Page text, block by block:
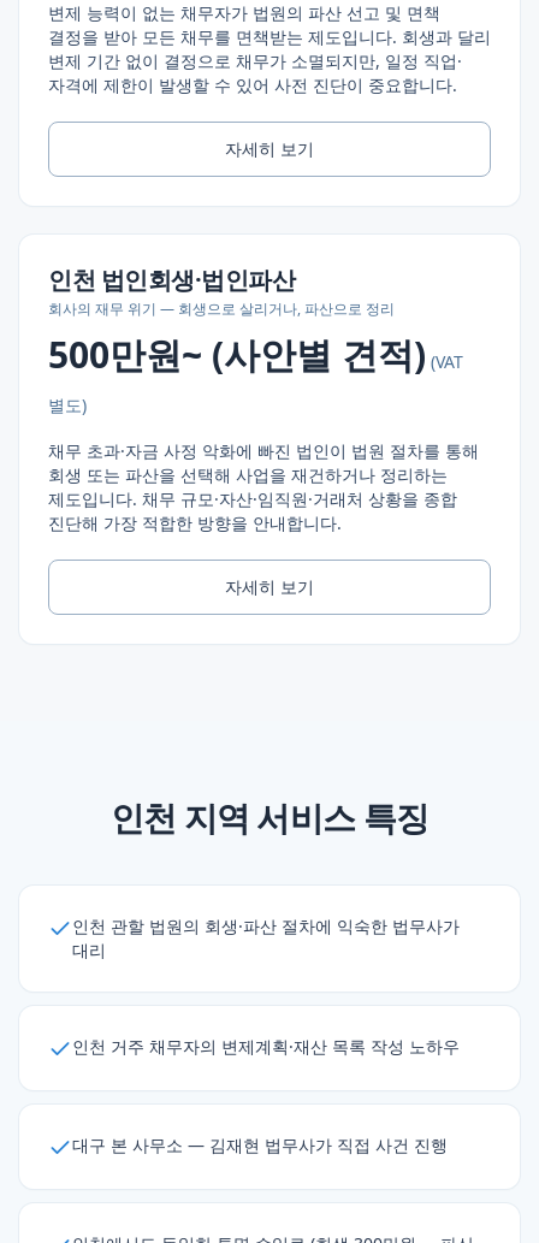
변제 능력이 없는 채무자가 법원의 파산 선고 및 면책
결정을 받아 모든 채무를 면책받는 제도입니다. 회생과 달리
변제 기간 없이 결정으로 채무가 소멸되지만, 일정 직업·
자격에 제한이 발생할 수 있어 사전 진단이 중요합니다.
자세히 보기
인천 법인회생·법인파산
회사의 재무 위기 — 회생으로 살리거나, 파산으로 정리
500만원~ (사안별 견적) (VAT
별도)
채무 초과·자금 사정 악화에 빠진 법인이 법원 절차를 통해
회생 또는 파산을 선택해 사업을 재건하거나 정리하는
제도입니다. 채무 규모·자산·임직원·거래처 상황을 종합
진단해 가장 적합한 방향을 안내합니다.
자세히 보기
인천 지역 서비스 특징
인천 관할 법원의 회생·파산 절차에 익숙한 법무사가
대리
인천 거주 채무자의 변제계획·재산 목록 작성 노하우
대구 본 사무소 — 김재현 법무사가 직접 사건 진행